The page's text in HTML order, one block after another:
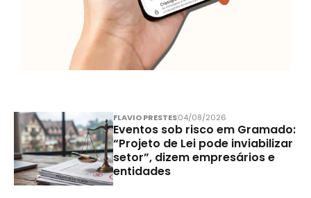
FLAVIO PRESTES04/08/2026
Eventos sob risco em Gramado:
“Projeto de Lei pode inviabilizar
setor”, dizem empresários e
entidades